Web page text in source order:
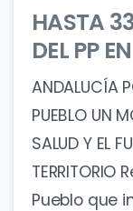
HASTA
DEL PP
ANDALUCÍA
PUEBLO UN
SALUD Y EL
Pueblo que